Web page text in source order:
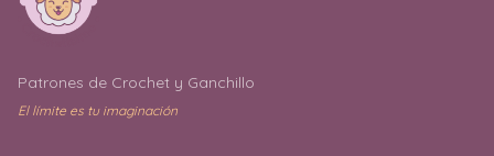
Patrones de Crochet y Ganchillo
El límite es tu imaginación